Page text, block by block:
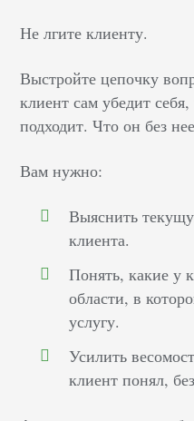
Не лгите клиенту.
Выстройте цепочку
клиент сам убедит
подходит. Что он без
Вам нужно:
Выяснить
клиента.
Понять, какие у
области, в
услугу.
Усилить
клиент понял,